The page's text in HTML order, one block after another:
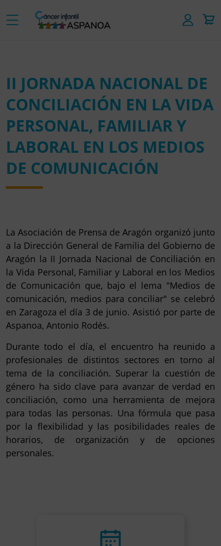
II JORNADA NACIONAL DE
CONCILIACIÓN EN LA VIDA
PERSONAL, FAMILIAR Y
LABORAL EN LOS MEDIOS
DE COMUNICACIÓN
La Asociación de Prensa de Aragón organizó junto
a la Dirección General de Familia del Gobierno de
Aragón la II Jornada Nacional de Conciliación en
la Vida Personal, Familiar y Laboral en los Medios
de Comunicación que, bajo el lema "Medios de
comunicación, medios para conciliar" se celebró
en Zaragoza el día 3 de junio. Asistió por parte de
Aspanoa, Antonio Rodés.
Durante todo el día, el encuentro ha reunido a
profesionales de distintos sectores en torno al
tema de la conciliación. Superar la cuestión de
género ha sido clave para avanzar de verdad en
conciliación, como una herramienta de mejora
para todas las personas. Una fórmula que pasa
por la flexibilidad y las posibilidades reales de
horarios, de organización y de opciones
personales.